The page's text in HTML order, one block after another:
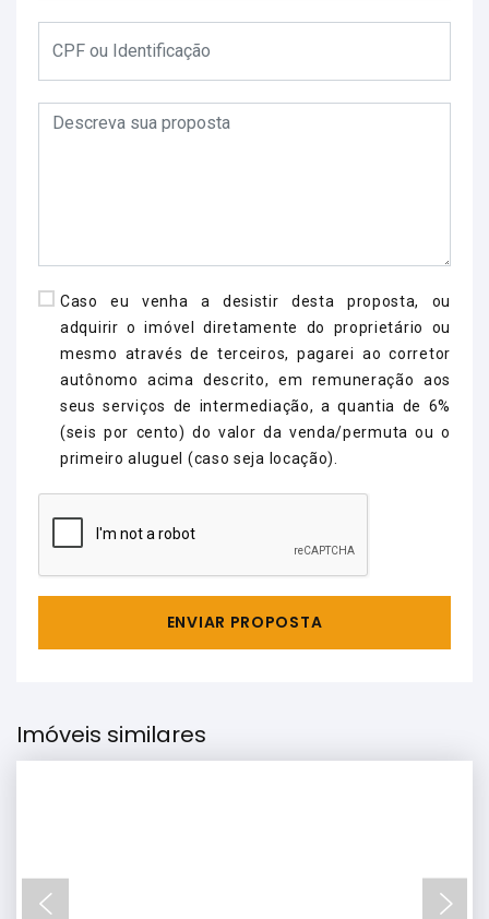
Caso eu venha a desistir desta proposta, ou
adquirir o imóvel diretamente do proprietário ou
mesmo através de terceiros, pagarei ao corretor
autônomo acima descrito, em remuneração aos
seus serviços de intermediação, a quantia de 6%
(seis por cento) do valor da venda/permuta ou o
primeiro aluguel (caso seja locação).
ENVIAR PROPOSTA
Imóveis similares